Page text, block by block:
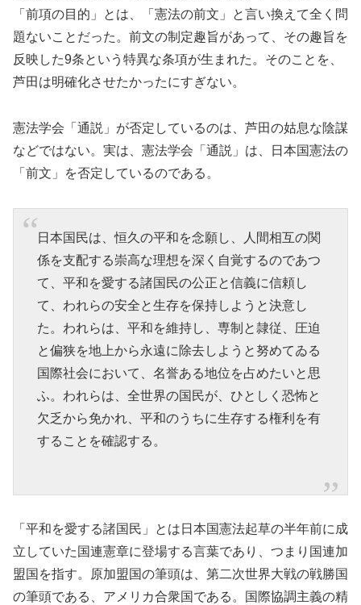
「前項の目的」とは、「憲法の前文」と言い換えて全く問
題ないことだった。前文の制定趣旨があって、その趣旨を
反映した9条という特異な条項が生まれた。そのことを、
芦田は明確化させたかったにすぎない。
憲法学会「通説」が否定しているのは、芦田の姑息な陰謀
などではない。実は、憲法学会「通説」は、日本国憲法の
「前文」を否定しているのである。
日本国民は、恒久の平和を念願し、人間相互の関
係を支配する崇高な理想を深く自覚するのであつ
て、平和を愛する諸国民の公正と信義に信頼し
て、われらの安全と生存を保持しようと決意し
た。われらは、平和を維持し、専制と隷従、圧迫
と偏狭を地上から永遠に除去しようと努めてゐる
国際社会において、名誉ある地位を占めたいと思
ふ。われらは、全世界の国民が、ひとしく恐怖と
欠乏から免かれ、平和のうちに生存する権利を有
することを確認する。
「平和を愛する諸国民」とは日本国憲法起草の半年前に成
立していた国連憲章に登場する言葉であり、つまり国連加
盟国を指す。原加盟国の筆頭は、第二次世界大戦の戦勝国
の筆頭である、アメリカ合衆国である。国際協調主義の精